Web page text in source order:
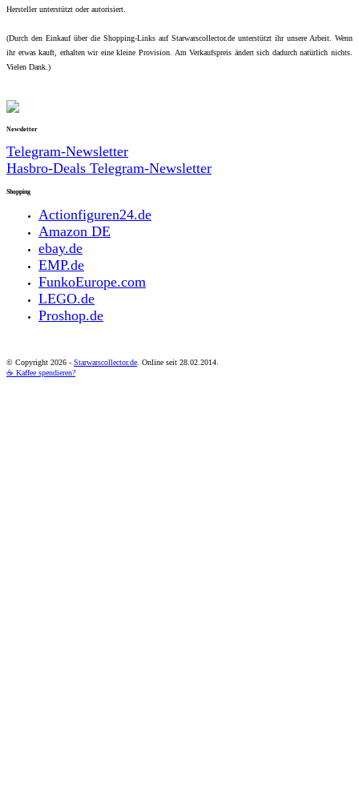
Hersteller unterstützt oder autorisiert.
(Durch den Einkauf über die Shopping-Links auf Starwarscollector.de unterstützt ihr unsere Arbeit. Wenn
ihr etwas kauft, erhalten wir eine kleine Provision. Am Verkaufspreis ändert sich dadurch natürlich nichts.
Vielen Dank.)
Newsletter
Telegram-Newsletter
Hasbro-Deals Telegram-Newsletter
Shopping
Actionfiguren24.de
Amazon DE
ebay.de
EMP.de
FunkoEurope.com
LEGO.de
Proshop.de
© Copyright 2026 - Starwarscollector.de . Online seit 28.02.2014.
☕ Kaffee spendieren?